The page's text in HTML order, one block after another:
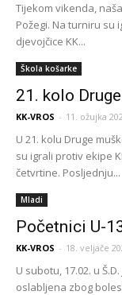
Tijekom vikenda,
Požegi. Na turniru su
djevojčice KK...
Škola košarke
21. kolo
KK-VROS - 11. ožujka
U 21. kolu Druge
su igrali protiv ekipe
četvrtine. Posljednju...
Mladi
Početnici U-
KK-VROS - 18. veljače
U subotu, 17.02. u
oslabljena zbog